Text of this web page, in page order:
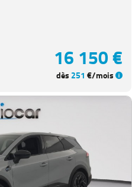
16 150 €
dès 251 €/mois